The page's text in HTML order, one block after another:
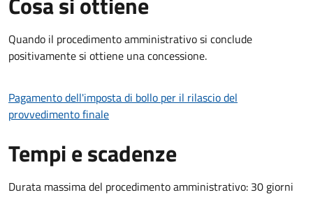
Quando il procedimento amministrativo si conclude
positivamente si ottiene una concessione.
Pagamento dell'imposta di bollo per il rilascio del
provvedimento finale
Tempi e scadenze
Durata massima del procedimento amministrativo: 30 giorni